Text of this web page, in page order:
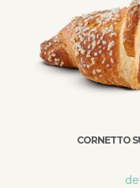
CORNETTO